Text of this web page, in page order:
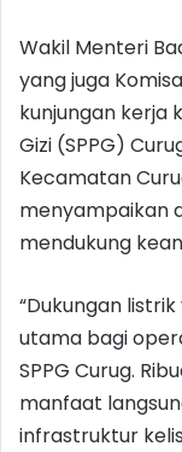
Wakil Menteri
yang juga
kunjungan kerja
Gizi (SPPG)
Kecamatan
menyampaikan
mendukung
“Dukungan
utama bagi
SPPG Curug.
manfaat
infrastruktur